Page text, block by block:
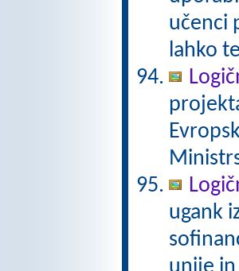
učenci
lahko
ugank